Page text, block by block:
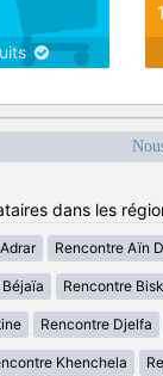
dans les
Rencontre Aïn
Rencontre
Rencontre Djelfa
Khenchela